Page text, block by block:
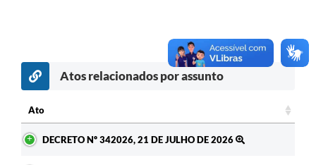
Atendimento Médico
Atendimento Odontológico
Atos relacionados por assunto
Ato
DECRETO Nº 342026, 21 DE JULHO DE 2026